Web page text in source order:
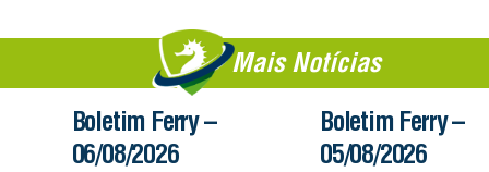
Mais Notícias
Boletim Ferry –
06/08/2026
Boletim Ferry –
05/08/2026